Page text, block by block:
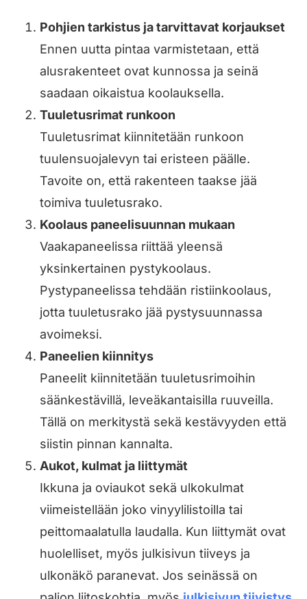
Pohjien tarkistus ja tarvittavat korjaukset
Ennen uutta pintaa varmistetaan, että
alusrakenteet ovat kunnossa ja seinä
saadaan oikaistua koolauksella.
Tuuletusrimat runkoon
Tuuletusrimat kiinnitetään runkoon
tuulensuojalevyn tai eristeen päälle.
Tavoite on, että rakenteen taakse jää
toimiva tuuletusrako.
Koolaus paneelisuunnan mukaan
Vaakapaneelissa riittää yleensä
yksinkertainen pystykoolaus.
Pystypaneelissa tehdään ristiinkoolaus,
jotta tuuletusrako jää pystysuunnassa
avoimeksi.
Paneelien kiinnitys
Paneelit kiinnitetään tuuletusrimoihin
säänkestävillä, leveäkantaisilla ruuveilla.
Tällä on merkitystä sekä kestävyyden että
siistin pinnan kannalta.
Aukot, kulmat ja liittymät
Ikkuna ja oviaukot sekä ulkokulmat
viimeistellään joko vinyylilistoilla tai
peittomaalatulla laudalla. Kun liittymät ovat
huolelliset, myös julkisivun tiiveys ja
ulkonäkö paranevat. Jos seinässä on